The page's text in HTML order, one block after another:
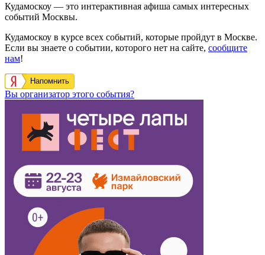
Кудамоскоу — это интерактивная афиша самых интересных
событий Москвы.
Кудамоскоу в курсе всех событий, которые пройдут в Москве.
Если вы знаете о событии, которого нет на сайте, сообщите
нам!
Напомнить
Вы организатор этого события?